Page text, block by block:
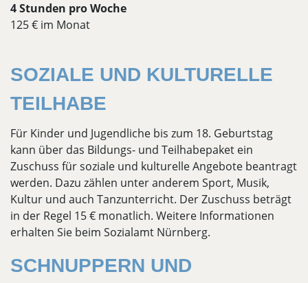
4 Stunden pro Woche
125 € im Monat
SOZIALE UND KULTURELLE
TEILHABE
Für Kinder und Jugendliche bis zum 18. Geburtstag
kann über das Bildungs- und Teilhabepaket ein
Zuschuss für soziale und kulturelle Angebote beantragt
werden. Dazu zählen unter anderem Sport, Musik,
Kultur und auch Tanzunterricht. Der Zuschuss beträgt
in der Regel 15 € monatlich. Weitere Informationen
erhalten Sie beim Sozialamt Nürnberg.
SCHNUPPERN UND